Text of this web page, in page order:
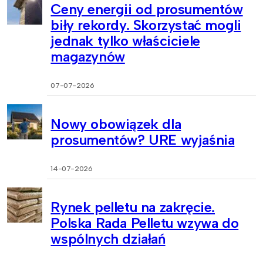
Ceny energii od prosumentów
biły rekordy. Skorzystać mogli
jednak tylko właściciele
magazynów
07-07-2026
Nowy obowiązek dla
prosumentów? URE wyjaśnia
14-07-2026
Rynek pelletu na zakręcie.
Polska Rada Pelletu wzywa do
wspólnych działań